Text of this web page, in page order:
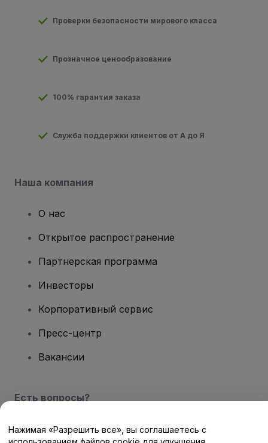
Проверки безопасности мирового класса
Прозначное ценообразование
100% гарантия заказа
Служба поддержки клиентов от А до Я
Наша компания
О нас
Открытое распространение
Партнерская программа
Инвесторы
Корпоративный сервис
Пресс-центр
Вакансии
Есть вопросы?
Центр помощи / Свяжитесь с нами
Нажимая «Разрешить все», вы соглашаетесь с